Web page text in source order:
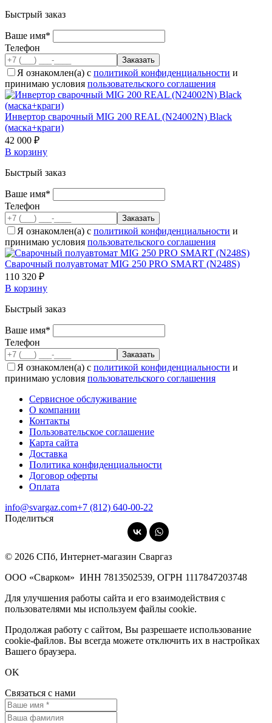
Быстрый заказ
Ваше имя*
Телефон
Я ознакомлен(а) с политикой конфиденциальности и
принимаю условия пользовательского соглашения
Инвертор сварочный MIG 200 REAL (N24002N) Black
(маска+краги)
42 000 ₽
В корзину
Быстрый заказ
Ваше имя*
Телефон
Я ознакомлен(а) с политикой конфиденциальности и
принимаю условия пользовательского соглашения
Cварочный полуавтомат MIG 250 PRO SMART (N248S)
110 320 ₽
В корзину
Быстрый заказ
Ваше имя*
Телефон
Я ознакомлен(а) с политикой конфиденциальности и
принимаю условия пользовательского соглашения
Сервисное обслуживание
О компании
Контакты
Пользовательское соглашение
Карта сайта
Доставка
Политика конфиденциальности
Договор оферты
Оплата
info@svargaz.com+7 (812) 640‑00‑22
Поделиться
© 2026 СПб, Интернет-магазин Сваргаз
ООО «Сварком» ИНН 7813502539, ОГРН 1117847203748
Для улучшения работы сайта и его взаимодействия с
пользователями мы используем файлы cookie.
Продолжая работу с сайтом, Вы разрешаете использование
cookie-файлов. Вы всегда можете отключить их в настройках
Вашего браузера.
OK
Связаться с нами